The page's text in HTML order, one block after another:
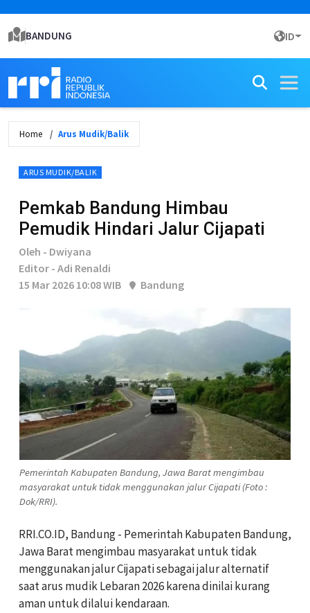
BANDUNG ID
Home Arus Mudik/Balik
ARUS MUDIK/BALIK
Pemkab Bandung Himbau
Pemudik Hindari Jalur Cijapati
Oleh - Dwiyana
Editor - Adi Renaldi
15 Mar 2026 10:08 WIB
Bandung
Pemerintah Kabupaten Bandung, Jawa Barat mengimbau
masyarakat untuk tidak menggunakan jalur Cijapati (Foto :
Dok/RRI).
RRI.CO.ID, Bandung - Pemerintah Kabupaten Bandung,
Jawa Barat mengimbau masyarakat untuk tidak
menggunakan jalur Cijapati sebagai jalur alternatif
saat arus mudik Lebaran 2026 karena dinilai kurang
aman untuk dilalui kendaraan.